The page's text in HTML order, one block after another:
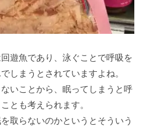
遊魚であり、泳ぐことで呼吸を
しまうとされていますよね。
いことから、眠ってしまうと呼
とも考えられます。
取らないのかというとそういう